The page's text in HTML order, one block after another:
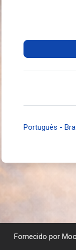
Português -
Fornecido por